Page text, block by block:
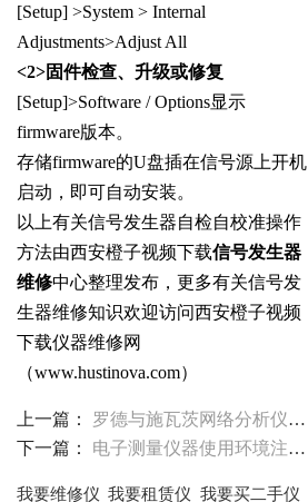
[Setup] >System > Internal
Adjustments>Adjust All
<2>固件检查、升级或修复
[Setup]>Software / Options显示
firmware版本。
存储firmware的U盘插在信号源上开机
启动，即可自动安装。
以上有关信号发生器自检自校准操作
方法由西安橙子视频下载信号发生器
维修中心整理发布，更多有关信号发
生器维修知识欢迎访问西安橙子视频
下载仪器维修网
（www.hustinova.com）
上一篇： 罗德与施瓦茨网络分析仪自检自校准方法
下一篇： 电子测量仪器使用环境注意事项
我要维修仪 我要租赁仪 我要买二手仪